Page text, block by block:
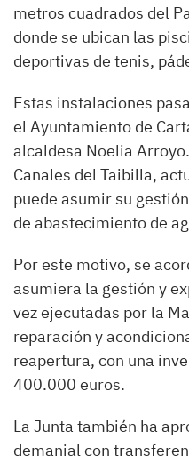
metros cuadrados del
donde se ubican las
deportivas de tenis,
Estas instalaciones
el Ayuntamiento de
alcaldesa Noelia
Canales del Taibilla,
puede asumir su
de abastecimiento de
Por este motivo, se
asumiera la gestión y
vez ejecutadas por la
reparación y
reapertura, con una
400.000 euros.
La Junta también ha
demanial con